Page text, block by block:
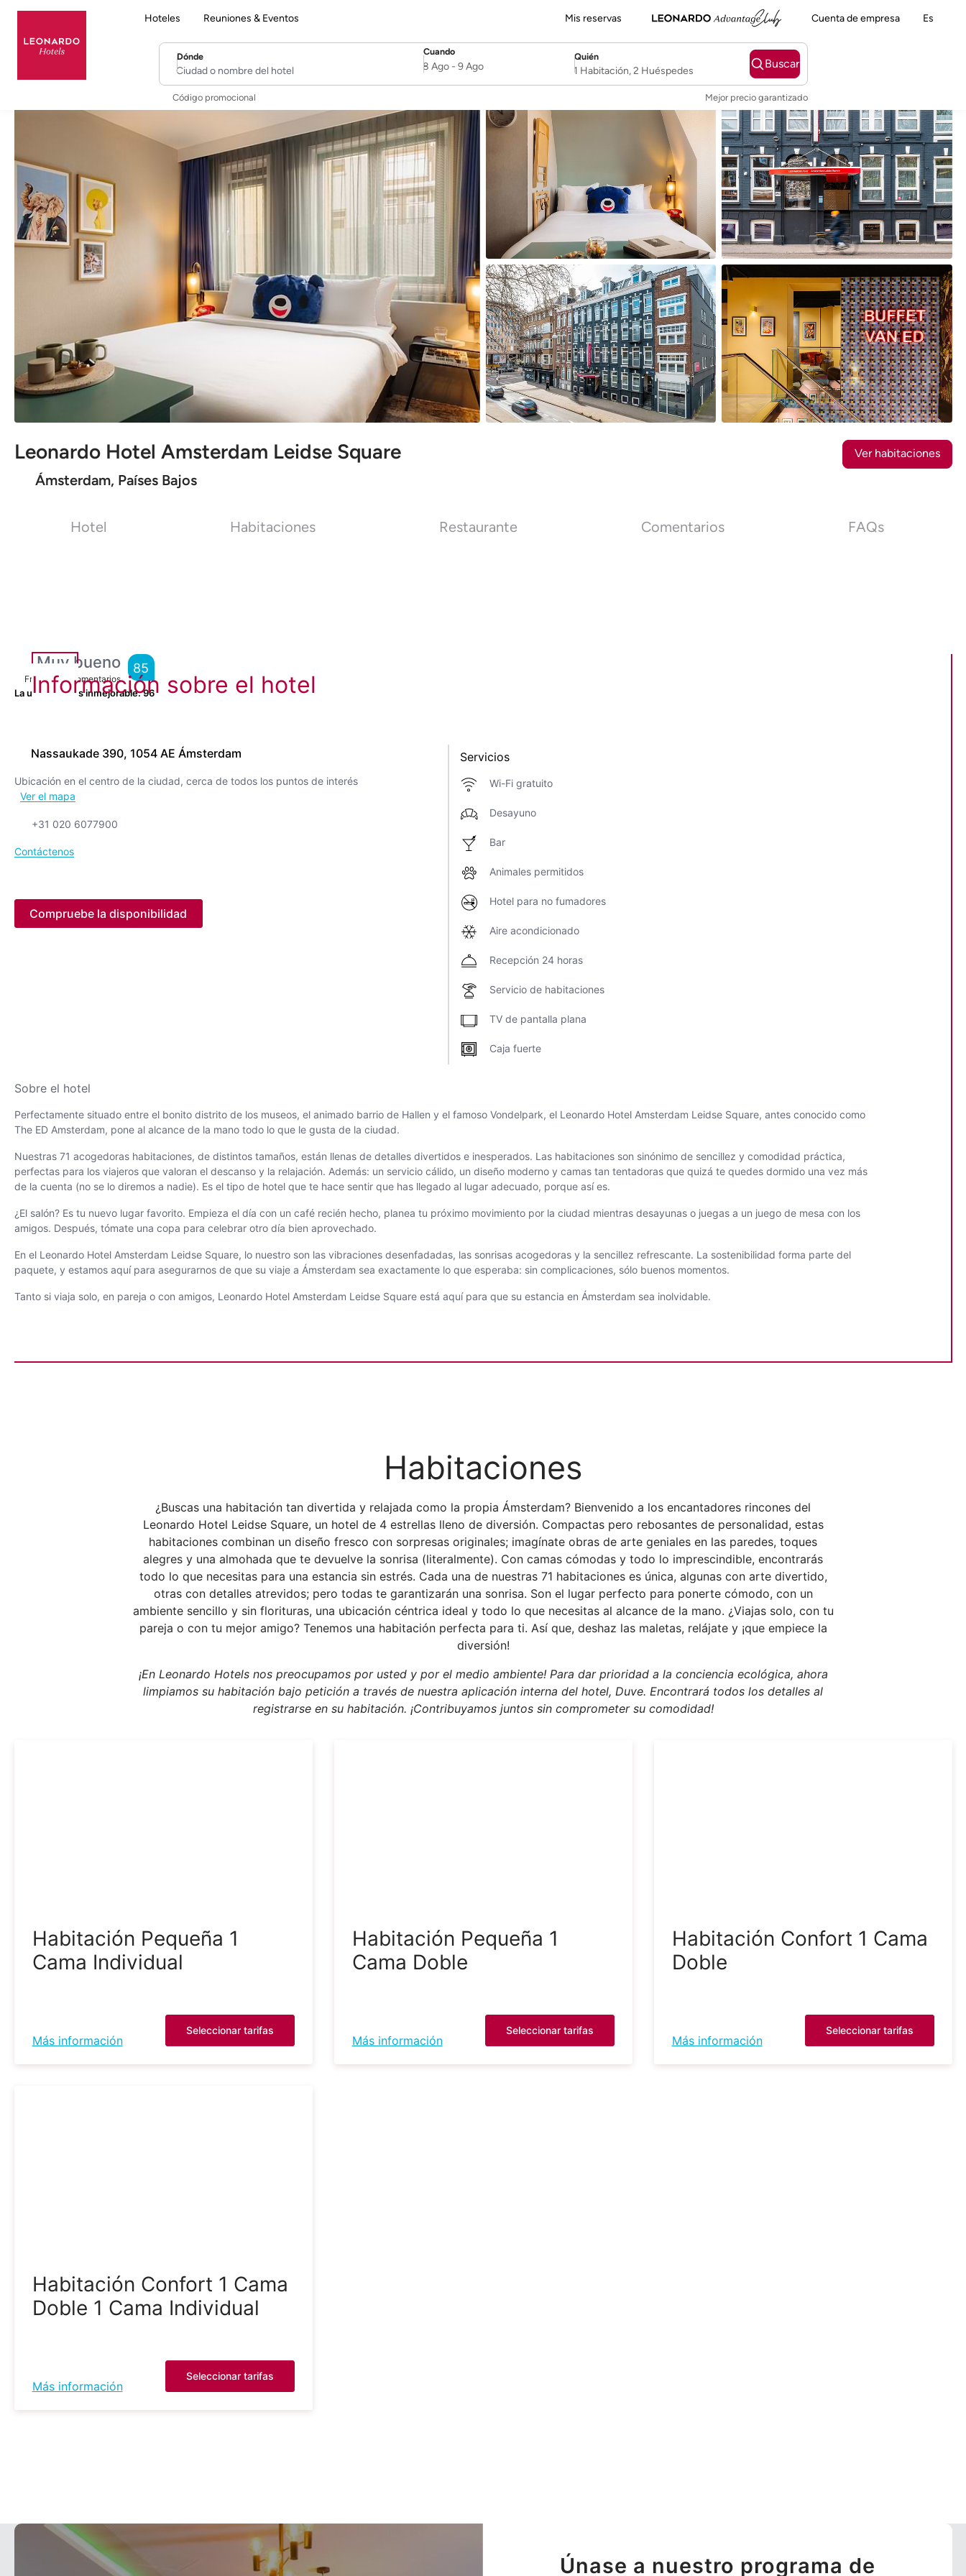
Hoteles Reuniones & Eventos Mis reservas Cuenta de empresa Es
Leonardo Hotel Amsterdam Leidse Square
Ámsterdam, Países Bajos
Ver habitaciones
Dónde
Ciudad o nombre del hotel
Cuando
SelectDate
8 Ago- 9 Ago
Quién
Username
1 Habitación, 2 Huéspedes
Buscar
Código promocional Mejor precio garantizado
Hotel Habitaciones Restaurante Comentarios FAQs
Muy bueno
From1,774Comentarios
85
La ubicación es inmejorable.96
Información sobre el hotel
Nassaukade 390, 1054 AE Ámsterdam
Ubicación en el centro de la ciudad, cerca de todos los puntos de interés
Ver el mapa
+31 020 6077900
Contáctenos
Compruebe la disponibilidad
Servicios
Wi-Fi gratuito
Desayuno
Bar
Animales permitidos
Hotel para no fumadores
Aire acondicionado
Recepción 24 horas
Servicio de habitaciones
TV de pantalla plana
Caja fuerte
Sobre el hotel
Perfectamente situado entre el bonito distrito de los museos, el animado barrio de Hallen y el famoso Vondelpark, el Leonardo Hotel Amsterdam Leidse Square, antes conocido como
The ED Amsterdam, pone al alcance de la mano todo lo que le gusta de la ciudad.
Nuestras 71 acogedoras habitaciones, de distintos tamaños, están llenas de detalles divertidos e inesperados. Las habitaciones son sinónimo de sencillez y comodidad práctica,
perfectas para los viajeros que valoran el descanso y la relajación. Además: un servicio cálido, un diseño moderno y camas tan tentadoras que quizá te quedes dormido una vez más
de la cuenta (no se lo diremos a nadie). Es el tipo de hotel que te hace sentir que has llegado al lugar adecuado, porque así es.
¿El salón? Es tu nuevo lugar favorito. Empieza el día con un café recién hecho, planea tu próximo movimiento por la ciudad mientras desayunas o juegas a un juego de mesa con los
amigos. Después, tómate una copa para celebrar otro día bien aprovechado.
En el Leonardo Hotel Amsterdam Leidse Square, lo nuestro son las vibraciones desenfadadas, las sonrisas acogedoras y la sencillez refrescante. La sostenibilidad forma parte del
paquete, y estamos aquí para asegurarnos de que su viaje a Ámsterdam sea exactamente lo que esperaba: sin complicaciones, sólo buenos momentos.
Tanto si viaja solo, en pareja o con amigos, Leonardo Hotel Amsterdam Leidse Square está aquí para que su estancia en Ámsterdam sea inolvidable.
Habitaciones
¿Buscas una habitación tan divertida y relajada como la propia Ámsterdam? Bienvenido a los encantadores rincones del
Leonardo Hotel Leidse Square, un hotel de 4 estrellas lleno de diversión. Compactas pero rebosantes de personalidad, estas
habitaciones combinan un diseño fresco con sorpresas originales; imagínate obras de arte geniales en las paredes, toques
alegres y una almohada que te devuelve la sonrisa (literalmente). Con camas cómodas y todo lo imprescindible, encontrarás
todo lo que necesitas para una estancia sin estrés. Cada una de nuestras 71 habitaciones es única, algunas con arte divertido,
otras con detalles atrevidos; pero todas te garantizarán una sonrisa. Son el lugar perfecto para ponerte cómodo, con un
ambiente sencillo y sin florituras, una ubicación céntrica ideal y todo lo que necesitas al alcance de la mano. ¿Viajas solo, con tu
pareja o con tu mejor amigo? Tenemos una habitación perfecta para ti. Así que, deshaz las maletas, relájate y ¡que empiece la
diversión!
¡En Leonardo Hotels nos preocupamos por usted y por el medio ambiente! Para dar prioridad a la conciencia ecológica, ahora
limpiamos su habitación bajo petición a través de nuestra aplicación interna del hotel, Duve. Encontrará todos los detalles al
registrarse en su habitación. ¡Contribuyamos juntos sin comprometer su comodidad!
Habitación Pequeña 1
Cama Individual
Más información
Seleccionar tarifas
Habitación Pequeña 1
Cama Doble
Más información
Seleccionar tarifas
Habitación Confort 1 Cama
Doble
Más información
Seleccionar tarifas
Habitación Confort 1 Cama
Doble 1 Cama Individual
Más información
Seleccionar tarifas
Únase a nuestro programa de